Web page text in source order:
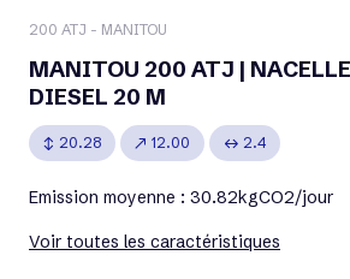
200 ATJ - MANITOU
MANITOU 200 ATJ |
DIESEL 20 M
20.28 12.00 2.4
Emission moyenne : 30.82kgCO2/jour
Voir toutes les caractéristiques